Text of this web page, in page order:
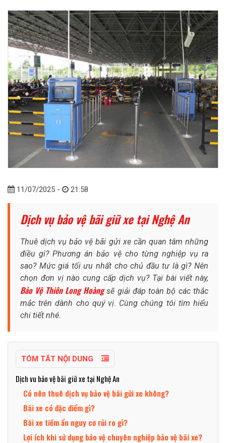
11/07/2025 - 21:58
Dịch vụ bảo vệ bãi giữ xe tại Nghệ An
Thuê dịch vụ bảo vệ bãi gửi xe cần quan tâm những
điều gì? Phương án bảo vệ cho từng nghiệp vụ ra
sao? Mức giá tối ưu nhất cho chủ đầu tư là gì? Nên
chọn đơn vị nào cung cấp dịch vụ? Tại bài viết này,
Bảo Vệ Thiên Long Hoàngsẽ giải đáp toàn bộ các thắc
mắc trên dành cho quý vị. Cùng chúng tôi tìm hiểu
chi tiết nhé.
TÓM TẮT NỘI DUNG
Dịch vu bảo vệ bãi giữ xe tại Nghệ An
Có nên thuê dịch vụ bảo vệ bãi gửi xe không?
Bãi xe có đặc điểm gì?
Bãi xe tiềm ẩn nguy cơ rủi ro gì?
Lợi ích khi sử dụng bảo vệ chuyên nghiệp bảo vệ bãi xe?